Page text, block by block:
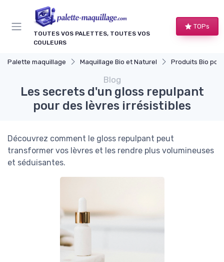
TOUTES VOS PALETTES, TOUTES VOS
COULEURS
TOPs
Palette maquillage Maquillage Bio et Naturel Produits Bio pour
Blog
Les secrets d'un gloss repulpant
pour des lèvres irrésistibles
Découvrez comment le gloss repulpant peut
transformer vos lèvres et les rendre plus volumineuses
et séduisantes.
Panneau de gestion des cookies